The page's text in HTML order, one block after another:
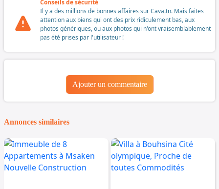
Conseils de sécurité
Il y a des millions de bonnes affaires sur Cava.tn. Mais faites
attention aux biens qui ont des prix ridiculement bas, aux
photos génériques, ou aux photos qui n'ont vraisemblablement
pas été prises par l'utilisateur !
Ajouter un commentaire
Annonces similaires